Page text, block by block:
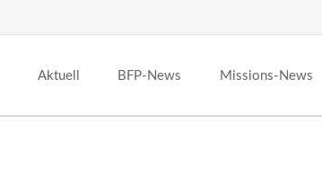
Aktuell BFP-News Missions-News